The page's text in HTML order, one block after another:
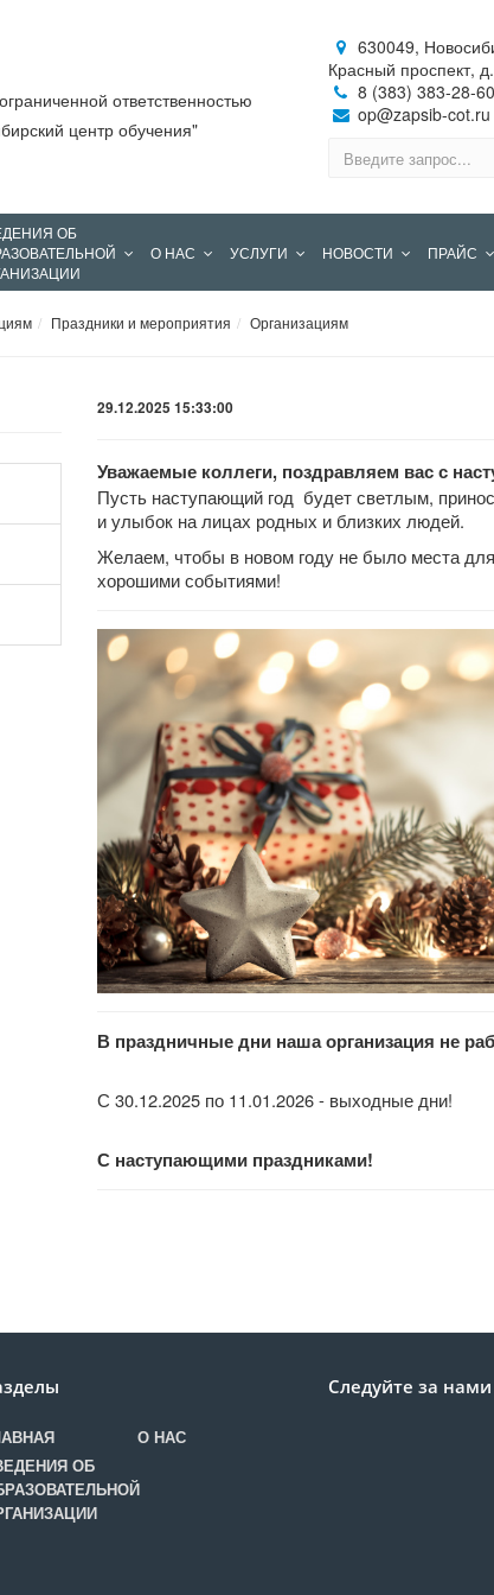
ответственностью
центр обучения"
630049,
Красный проспект,
8 (383) 383-28-60
op@zapsib-cot.ru
ОБ
О НАС УСЛУГИ НОВОСТИ ПРАЙС
Праздники и мероприятия Организациям
29.12.2025 15:33:00
Уважаемые коллеги, поздравляем вас с
Пусть наступающий год будет светлым,
и улыбок на лицах родных и близких людей.
Желаем, чтобы в новом году не было места
хорошими событиями!
В праздничные дни наша организация не
С 30.12.2025 по 11.01.2026 - выходные дни!
С наступающими праздниками!
ОБ
О НАС
Следуйте за нами